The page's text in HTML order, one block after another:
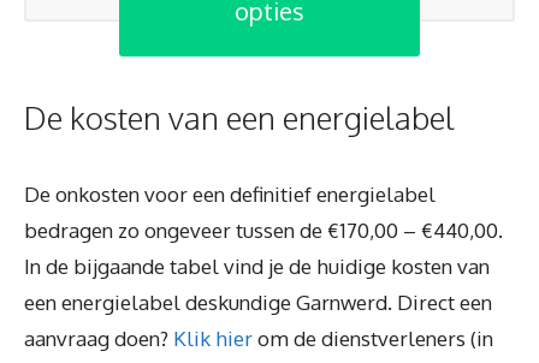
opties
De kosten van een energielabel
De onkosten voor een definitief energielabel
bedragen zo ongeveer tussen de €170,00 – €440,00.
In de bijgaande tabel vind je de huidige kosten van
een energielabel deskundige Garnwerd. Direct een
aanvraag doen? Klik hierom de dienstverleners (in